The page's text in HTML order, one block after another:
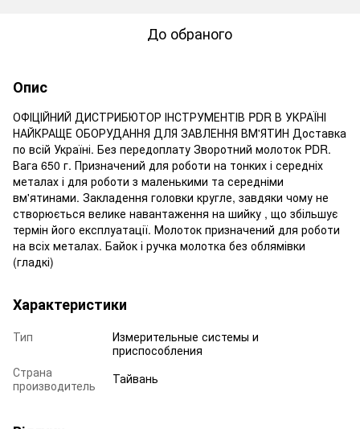
До обраного
Опис
ОФІЦІЙНИЙ ДИСТРИБЮТОР ІНСТРУМЕНТІВ PDR В УКРАЇНІ
НАЙКРАЩЕ ОБОРУДАННЯ ДЛЯ ЗАВЛЕННЯ ВМ'ЯТИН Доставка
по всій Україні. Без передоплату Зворотний молоток PDR.
Вага 650 г. Призначений для роботи на тонких і середніх
металах і для роботи з маленькими та середніми
вм'ятинами. Закладення головки кругле, завдяки чому не
створюється велике навантаження на шийку , що збільшує
термін його експлуатації. Молоток призначений для роботи
на всіх металах. Байок і ручка молотка без облямівки
(гладкі)
Характеристики
Тип
Измерительные системы и
приспособления
Страна
производитель
Тайвань